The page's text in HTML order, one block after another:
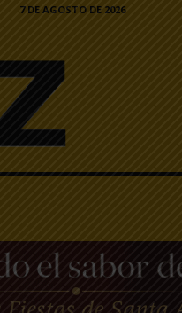
7 DE AGOSTO DE 2026